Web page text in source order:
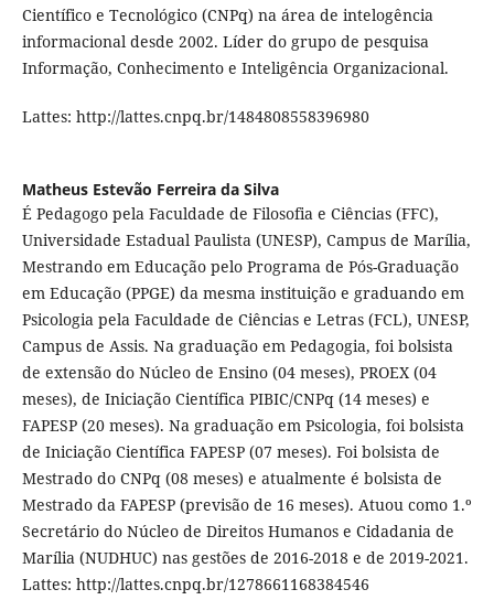
Científico e Tecnológico (CNPq) na área de intelogência
informacional desde 2002. Líder do grupo de pesquisa
Informação, Conhecimento e Inteligência Organizacional.
Lattes: http://lattes.cnpq.br/1484808558396980
Matheus Estevão Ferreira da Silva
É Pedagogo pela Faculdade de Filosofia e Ciências (FFC),
Universidade Estadual Paulista (UNESP), Campus de Marília,
Mestrando em Educação pelo Programa de Pós-Graduação
em Educação (PPGE) da mesma instituição e graduando em
Psicologia pela Faculdade de Ciências e Letras (FCL), UNESP,
Campus de Assis. Na graduação em Pedagogia, foi bolsista
de extensão do Núcleo de Ensino (04 meses), PROEX (04
meses), de Iniciação Científica PIBIC/CNPq (14 meses) e
FAPESP (20 meses). Na graduação em Psicologia, foi bolsista
de Iniciação Científica FAPESP (07 meses). Foi bolsista de
Mestrado do CNPq (08 meses) e atualmente é bolsista de
Mestrado da FAPESP (previsão de 16 meses). Atuou como 1.º
Secretário do Núcleo de Direitos Humanos e Cidadania de
Marília (NUDHUC) nas gestões de 2016-2018 e de 2019-2021.
Lattes: http://lattes.cnpq.br/1278661168384546